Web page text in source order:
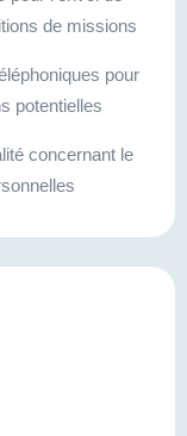
de missions
pour
potentielles
concernant le